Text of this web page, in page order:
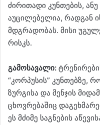
ძირითადი კუნთების,
აუცილებელია, რადგან
მდგრადობას. მისი
რისკს.
გამოსავალი:
“კორპუსის” კუნთებზე,
ზურგისა და მენჯის
ცხოვრებაშიც
ეს მძიმე საგნების